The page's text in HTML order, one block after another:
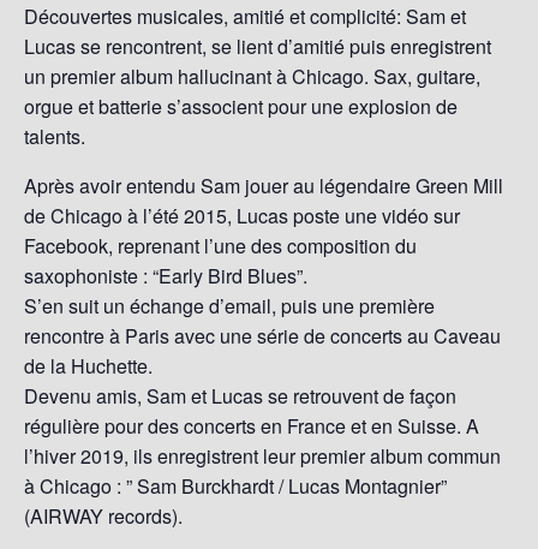
Découvertes musicales, amitié et complicité: Sam et
Lucas se rencontrent, se lient d’amitié puis enregistrent
un premier album hallucinant à Chicago. Sax, guitare,
orgue et batterie s’associent pour une explosion de
talents.
Après avoir entendu Sam jouer au légendaire Green Mill
de Chicago à l’été 2015, Lucas poste une vidéo sur
Facebook, reprenant l’une des composition du
saxophoniste : “Early Bird Blues”.
S’en suit un échange d’email, puis une première
rencontre à Paris avec une série de concerts au Caveau
de la Huchette.
Devenu amis, Sam et Lucas se retrouvent de façon
régulière pour des concerts en France et en Suisse. A
l’hiver 2019, ils enregistrent leur premier album commun
à Chicago : ” Sam Burckhardt / Lucas Montagnier”
(AIRWAY records).